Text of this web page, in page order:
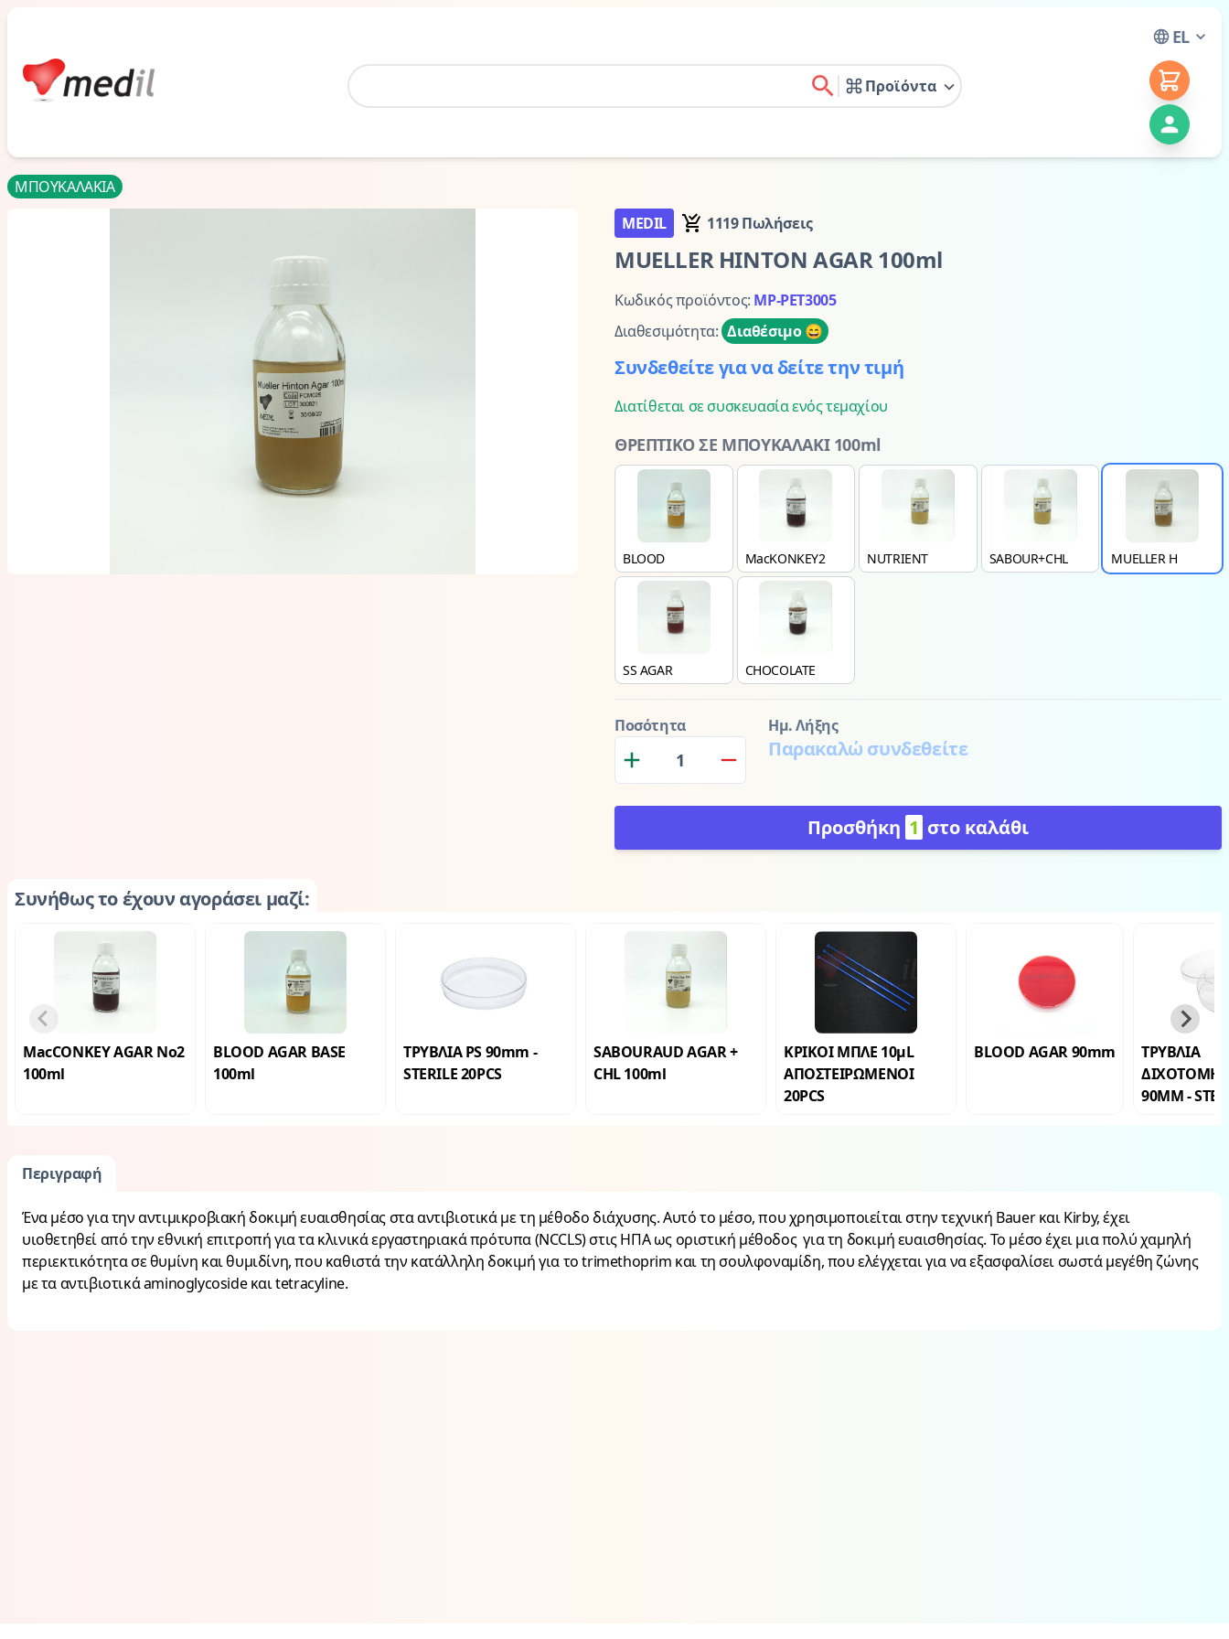
Home
EL
search
Προϊόντα
ΜΠΟΥΚΑΛΑΚΙΑ
MEDIL
1119 Πωλήσεις
MUELLER HINTON AGAR 100ml
Κωδικός προϊόντος: MP-PET3005
Διαθεσιμότητα: Διαθέσιμο😄
Συνδεθείτε για να δείτε την τιμή
Διατίθεται σε συσκευασία ενός τεμαχίου
ΘΡΕΠΤΙΚΟ ΣΕ ΜΠΟΥΚΑΛΑΚΙ 100ml
BLOOD MacKONKEY2 NUTRIENT SABOUR+CHL MUELLER H
SS AGAR CHOCOLATE
Ποσότητα Ημ. Λήξης
Παρακαλώ συνδεθείτε
Προσθήκη 1 στο καλάθι
Συνήθως το έχουν αγοράσει μαζί:
MacCONKEY AGAR No2
100ml
BLOOD AGAR BASE
100ml
ΤΡΥΒΛΙΑ PS 90mm -
STERILE 20PCS
SABOURAUD AGAR +
CHL 100ml
ΚΡΙΚΟΙ ΜΠΛΕ 10μL
ΑΠΟΣΤΕΙΡΩΜΕΝΟΙ
20PCS
BLOOD AGAR 90mm
ΤΡΥΒΛΙΑ
90MM -
Περιγραφή
Ένα μέσο για την αντιμικροβιακή δοκιμή ευαισθησίας στα αντιβιοτικά με τη μέθοδο διάχυσης. Αυτό το μέσο, που χρησιμοποιείται στην τεχνική Bauer και Kirby, έχει
υιοθετηθεί από την εθνική επιτροπή για τα κλινικά εργαστηριακά πρότυπα (NCCLS) στις ΗΠΑ ως οριστική μέθοδος για τη δοκιμή ευαισθησίας. Το μέσο έχει μια πολύ χαμηλή
περιεκτικότητα σε θυμίνη και θυμιδίνη, που καθιστά την κατάλληλη δοκιμή για το trimethoprim και τη σουλφοναμίδη, που ελέγχεται για να εξασφαλίσει σωστά μεγέθη ζώνης
με τα αντιβιοτικά aminoglycoside και tetracyline.